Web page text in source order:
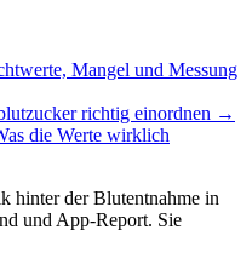
Mangel und Messung
richtig einordnen →
die Werte wirklich
hinter der Blutentnahme in
und App-Report. Sie